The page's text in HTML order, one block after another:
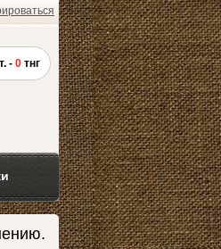
- 0 тнг